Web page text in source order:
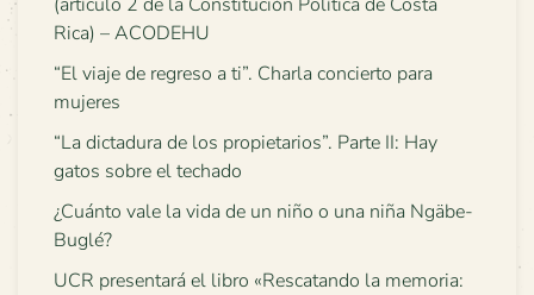
Rica) – ACODEHU
“El viaje de regreso a ti”. Charla concierto para
mujeres
“La dictadura de los propietarios”. Parte II: Hay
gatos sobre el techado
¿Cuánto vale la vida de un niño o una niña Ngäbe-
Buglé?
UCR presentará el libro «Rescatando la memoria: